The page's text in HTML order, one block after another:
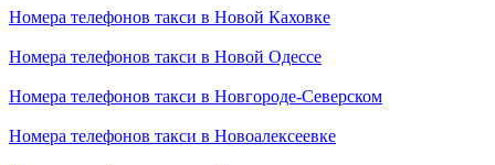
Номера телефонов такси в Новой Каховке
Номера телефонов такси в Новой Одессе
Номера телефонов такси в Новгороде-Северском
Номера телефонов такси в Новоалексеевке